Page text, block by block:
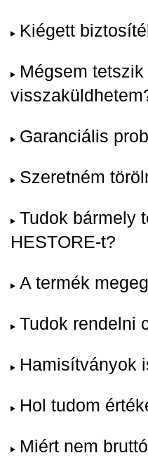
Kiégett
Mégsem
Garanciális
Szeretném
Tudok bármely
HESTORE-t?
A termék
Tudok rendelni
Hamisítványok
Hol tudom
Miért nem